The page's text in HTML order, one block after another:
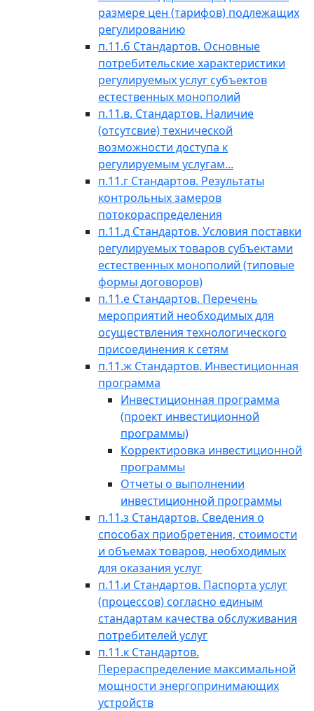
размере цен (тарифов) подлежащих
регулированию
п.11.б Стандартов. Основные
потребительские характеристики
регулируемых услуг субъектов
естественных монополий
п.11.в. Стандартов. Наличие
(отсутсвие) технической
возможности доступа к
регулируемым услугам...
п.11.г Стандартов. Результаты
контрольных замеров
потокораспределения
п.11.д Стандартов. Условия поставки
регулируемых товаров субъектами
естественных монополий (типовые
формы договоров)
п.11.е Стандартов. Перечень
мероприятий необходимых для
осуществления технологического
присоединения к сетям
п.11.ж Стандартов. Инвестиционная
программа
Инвестиционная программа
(проект инвестиционной
программы)
Корректировка инвестиционной
программы
Отчеты о выполнении
инвестиционной программы
п.11.з Стандартов. Сведения о
способах приобретения, стоимости
и объемах товаров, необходимых
для оказания услуг
п.11.и Стандартов. Паспорта услуг
(процессов) согласно единым
стандартам качества обслуживания
потребителей услуг
п.11.к Стандартов.
Перераспределение максимальной
мощности энергопринимающих
устройств